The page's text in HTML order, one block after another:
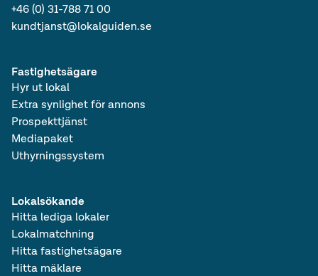
+46 (0) 31-788 71 00
kundtjanst@lokalguiden.se
Lokalsökande
Hitta lediga lokaler
Lokalmatchning
Hitta fastighetsägare
Hitta mäklare
Fastighetsägare
Hyr ut lokal
Extra synlighet för annons
Prospekttjänst
Mediapaket
Uthyrningssystem